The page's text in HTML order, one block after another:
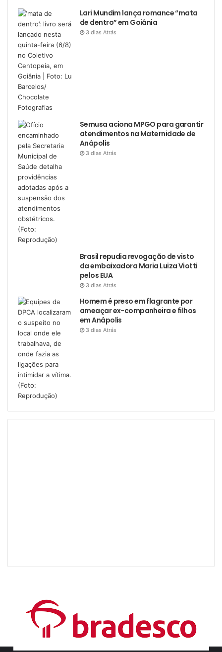
Lari Mundim lança romance “mata
de dentro” em Goiânia
3 dias Atrás
Semusa aciona MPGO para garantir
atendimentos na Maternidade de
Anápolis
3 dias Atrás
Brasil repudia revogação de visto
da embaixadora Maria Luiza Viotti
pelos EUA
3 dias Atrás
Homem é preso em flagrante por
ameaçar ex-companheira e filhos
em Anápolis
3 dias Atrás